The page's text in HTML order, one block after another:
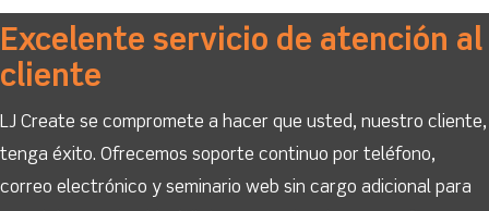
Excelente servicio de atención al
cliente
LJ Create se compromete a hacer que usted, nuestro cliente,
tenga éxito. Ofrecemos soporte continuo por teléfono,
correo electrónico y seminario web sin cargo adicional para